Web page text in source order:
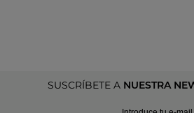
SUSCRÍBETE A NUESTRA